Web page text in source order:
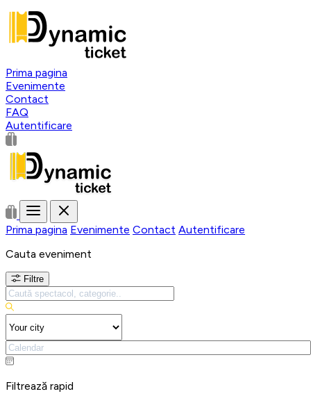
Prima pagina
Evenimente
Contact
FAQ
Autentificare
Prima pagina Evenimente Contact Autentificare
Cauta eveniment
Filtre
Filtrează rapid